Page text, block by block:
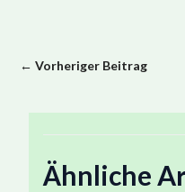
← Vorheriger Beitrag
Ähnliche